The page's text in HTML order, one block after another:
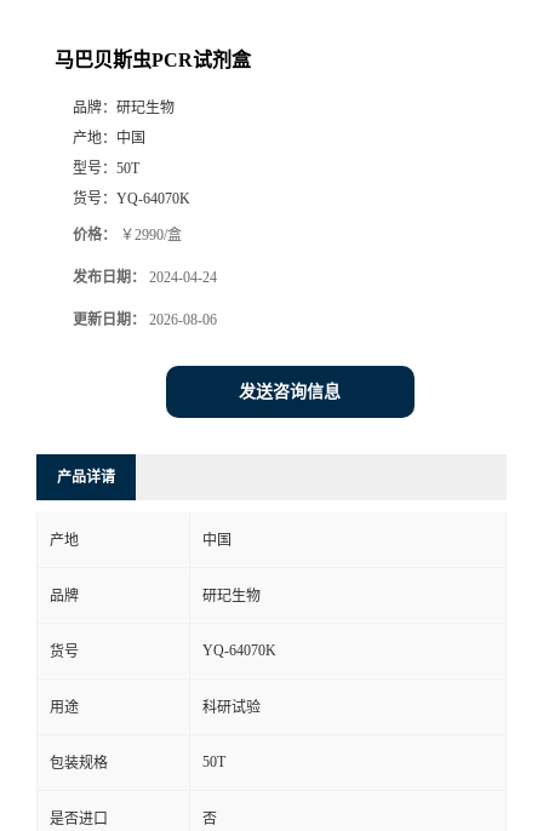
马巴贝斯虫PCR试剂盒
品牌： 研玘生物
产地： 中国
型号： 50T
货号： YQ-64070K
价格： ￥2990/盒
发布日期： 2024-04-24
更新日期： 2026-08-06
发送咨询信息
产品详请
产地 中国
品牌 研玘生物
货号 YQ-64070K
用途 科研试验
包装规格 50T
是否进口 否